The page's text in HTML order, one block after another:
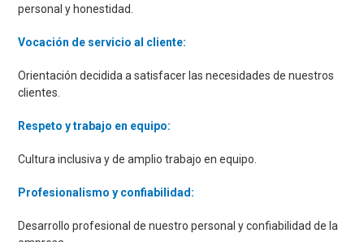
personal y honestidad.
Vocación de servicio al cliente:
Orientación decidida a satisfacer las necesidades de nuestros
clientes.
Respeto y trabajo en equipo:
Cultura inclusiva y de amplio trabajo en equipo.
Profesionalismo y confiabilidad:
Desarrollo profesional de nuestro personal y confiabilidad de la